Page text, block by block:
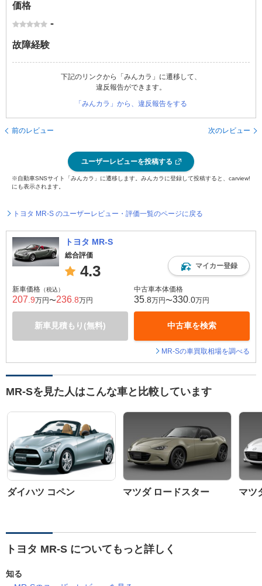
価格
-
故障経験
下記のリンクから「みんカラ」に遷移して、
違反報告ができます。
「みんカラ」から、違反報告をする
前のレビュー 次のレビュー
ユーザーレビューを投稿する
※自動車SNSサイト「みんカラ」に遷移します。みんカラに登録して投稿すると、carview!
にも表示されます。
トヨタ MR-S のユーザーレビュー・評価一覧のページに戻る
トヨタ MR-S
総合評価
4.3 マイカー登録
新車価格 （税込）
207 .9万円〜236 .8万円
新車見積もり(無料)
中古車本体価格
35 .8万円〜330 .0万円
中古車を検索
MR-Sの車買取相場を調べる
MR-Sを見た人はこんな車と比較しています
ダイハツ コペン マツダ ロードスター マツ
トヨタ MR-S についてもっと詳しく
知る